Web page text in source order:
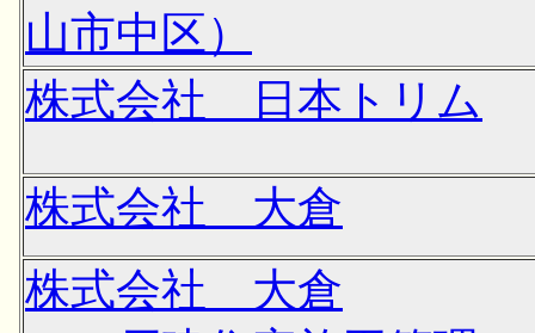
山市中区）
株式会社 日本トリム
株式会社 大倉
株式会社 大倉